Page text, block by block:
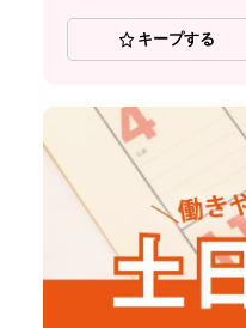
キープする